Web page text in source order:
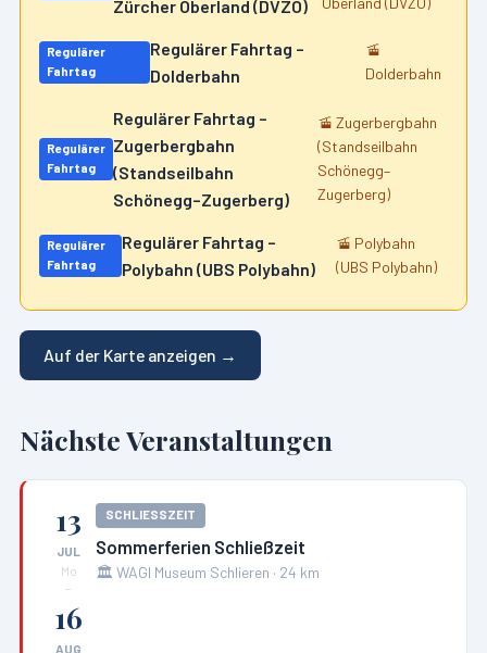
Zürcher Oberland (DVZO)
Regulärer
Fahrtag
Regulärer Fahrtag –
Dolderbahn
🚡
Dolderbahn
Regulärer
Fahrtag
Regulärer Fahrtag –
Zugerbergbahn
(Standseilbahn
Schönegg–Zugerberg)
🚡 Zugerbergbahn
(Standseilbahn
Schönegg–
Zugerberg)
Regulärer
Fahrtag
Regulärer Fahrtag –
Polybahn (UBS Polybahn)
🚡 Polybahn
(UBS Polybahn)
Auf der Karte anzeigen →
Nächste Veranstaltungen
13
JUL
Mo
–
16
AUG
SCHLIESSZEIT
Sommerferien Schließzeit
🏛️ WAGI Museum Schlieren · 24 km